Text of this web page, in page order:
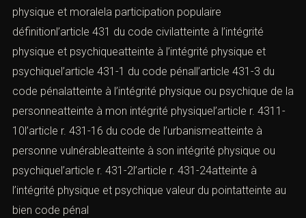
physique et moralela participation populaire
définitionl’article 431 du code civilatteinte à l’intégrité
physique et psychiqueatteinte à l’intégrité physique et
psychiquel’article 431-1 du code pénall’article 431-3 du
code pénalatteinte à l’intégrité physique ou psychique de la
personneatteinte à mon intégrité physiquel’article r. 4311-
10l’article r. 431-16 du code de l’urbanismeatteinte à
personne vulnérableatteinte à son intégrité physique ou
psychiquel’article r. 431-2l’article r. 431-24atteinte à
l’intégrité physique et psychique valeur du pointatteinte au
bien code pénal